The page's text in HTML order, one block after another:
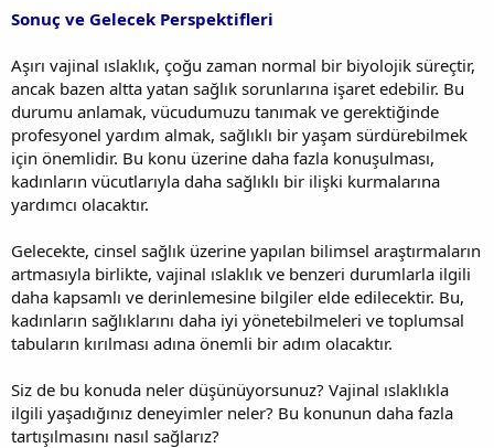
Sonuç ve Gelecek Perspektifleri
Aşırı vajinal ıslaklık, çoğu zaman normal bir biyolojik süreçtir,
ancak bazen altta yatan sağlık sorunlarına işaret edebilir. Bu
durumu anlamak, vücudumuzu tanımak ve gerektiğinde
profesyonel yardım almak, sağlıklı bir yaşam sürdürebilmek
için önemlidir. Bu konu üzerine daha fazla konuşulması,
kadınların vücutlarıyla daha sağlıklı bir ilişki kurmalarına
yardımcı olacaktır.
Gelecekte, cinsel sağlık üzerine yapılan bilimsel araştırmaların
artmasıyla birlikte, vajinal ıslaklık ve benzeri durumlarla ilgili
daha kapsamlı ve derinlemesine bilgiler elde edilecektir. Bu,
kadınların sağlıklarını daha iyi yönetebilmeleri ve toplumsal
tabuların kırılması adına önemli bir adım olacaktır.
Siz de bu konuda neler düşünüyorsunuz? Vajinal ıslaklıkla
ilgili yaşadığınız deneyimler neler? Bu konunun daha fazla
tartışılmasını nasıl sağlarız?